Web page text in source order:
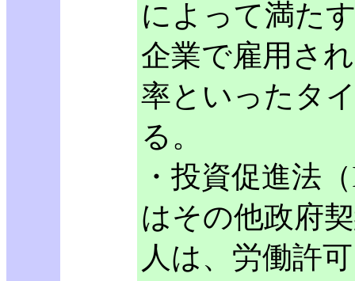
によって満た
企業で雇用さ
率といったタ
る。
・投資促進法
はその他政府
人は、労働許